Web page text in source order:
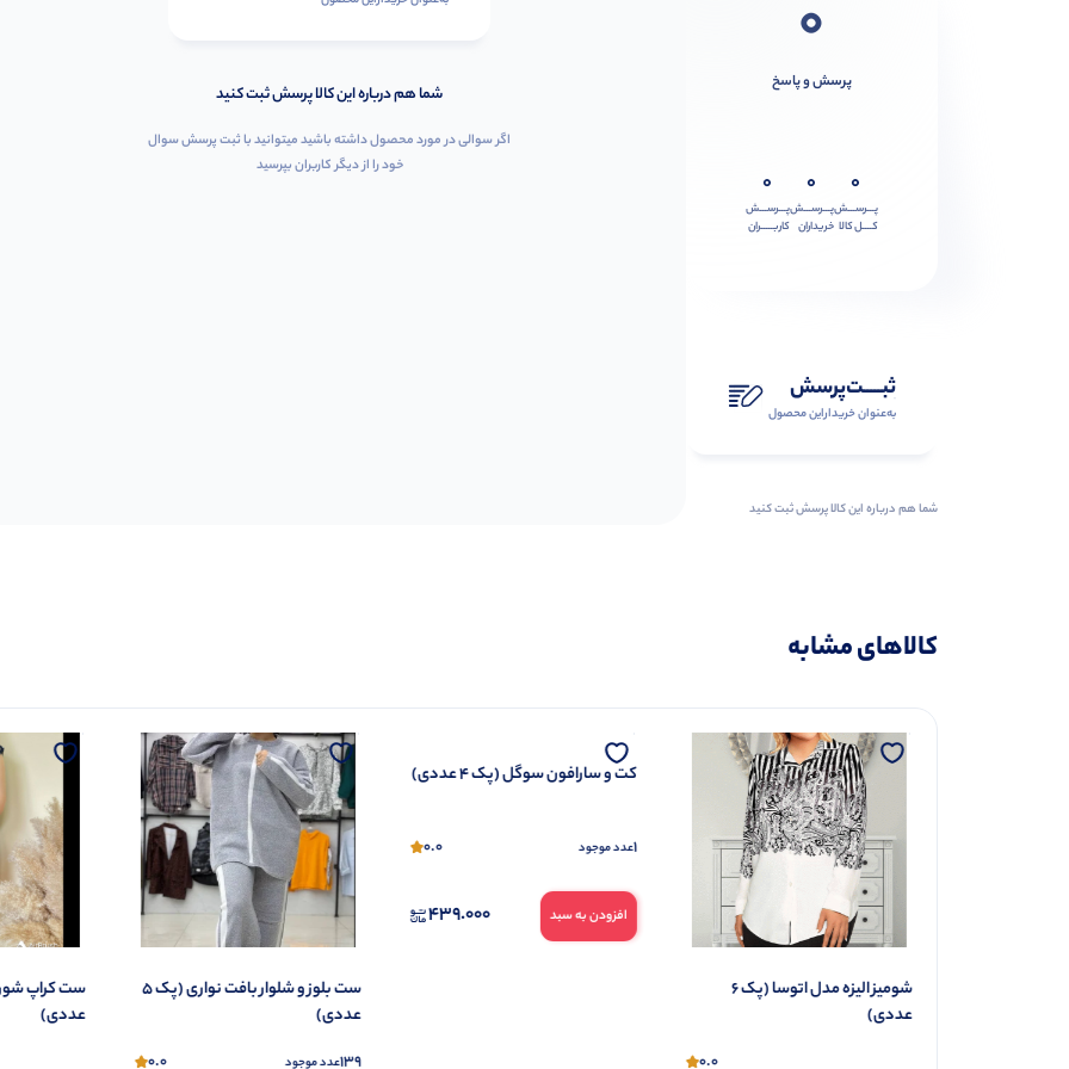
0
پرسش و پاسخ
0
پـــرســـش
کــــل کالا
0
پـــرســـش
خریداران
0
پـــرســـش
کاربـــــران
ثبـــــت‌پرسش
به‌عنوان ‌خریدار‌این‌ محصول
شما هم درباره این کالا پرسش ثبت کنید
شما هم درباره این کالا پرسش ثبت کنید
اگر سوالی در مورد محصول داشته باشید میتوانید با ثبت پرسش سوال
خود را از دیگر کاربران بپرسید
کالاهای مشابه
شومیز الیزه مدل اتوسا (پک 6
عددی)
0.0
کت و سارافون سوگل (پک 4 عددی)
1عدد موجود 0.0
افزودن به سبد 439.000
ست بلوز و شلوار بافت نواری (پک 5
عددی)
139عدد موجود 0.0
عددی)